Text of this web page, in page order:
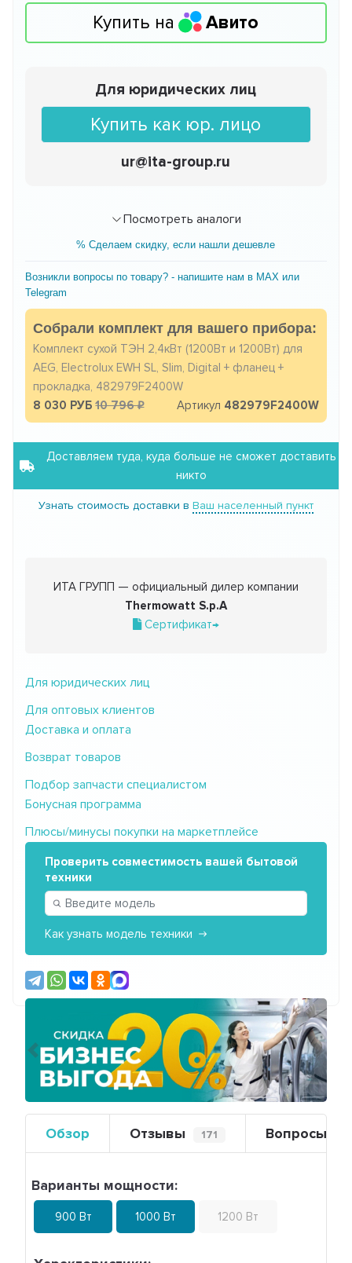
Купить на Авито
Для юридических лиц
Купить как юр. лицо
ur@ita-group.ru
Посмотреть аналоги
% Сделаем скидку, если нашли дешевле
Возникли вопросы по товару? - напишите нам в MAX или
Telegram
Собрали комплект для вашего прибора:
Комплект сухой ТЭН 2,4кВт (1200Вт и 1200Вт) для
AEG, Electrolux EWH SL, Slim, Digital + фланец +
прокладка, 482979F2400W
8 030 РУБ10 796 Артикул 482979F2400W
Доставляем туда, куда больше не сможет доставить
никто
Узнать стоимость доставки в Ваш населенный пункт
ИТА ГРУПП — официальный дилер компании
Thermowatt S.p.A
Сертификат→
Для юридических лиц
Для оптовых клиентов
Доставка и оплата
Возврат товаров
Подбор запчасти специалистом
Бонусная программа
Плюсы/минусы покупки на маркетплейсе
Проверить совместимость вашей бытовой
техники
Как узнать модель техники
Предыдущий
Обзор Отзывы 171 Вопросы
Варианты мощности:
900 Вт 1000 Вт 1200 Вт